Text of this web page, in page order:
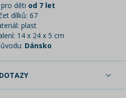
pro děti od 7 let
dílků: 67
plast
14 x 24 x 5 cm
Dánsko
DOTAZY